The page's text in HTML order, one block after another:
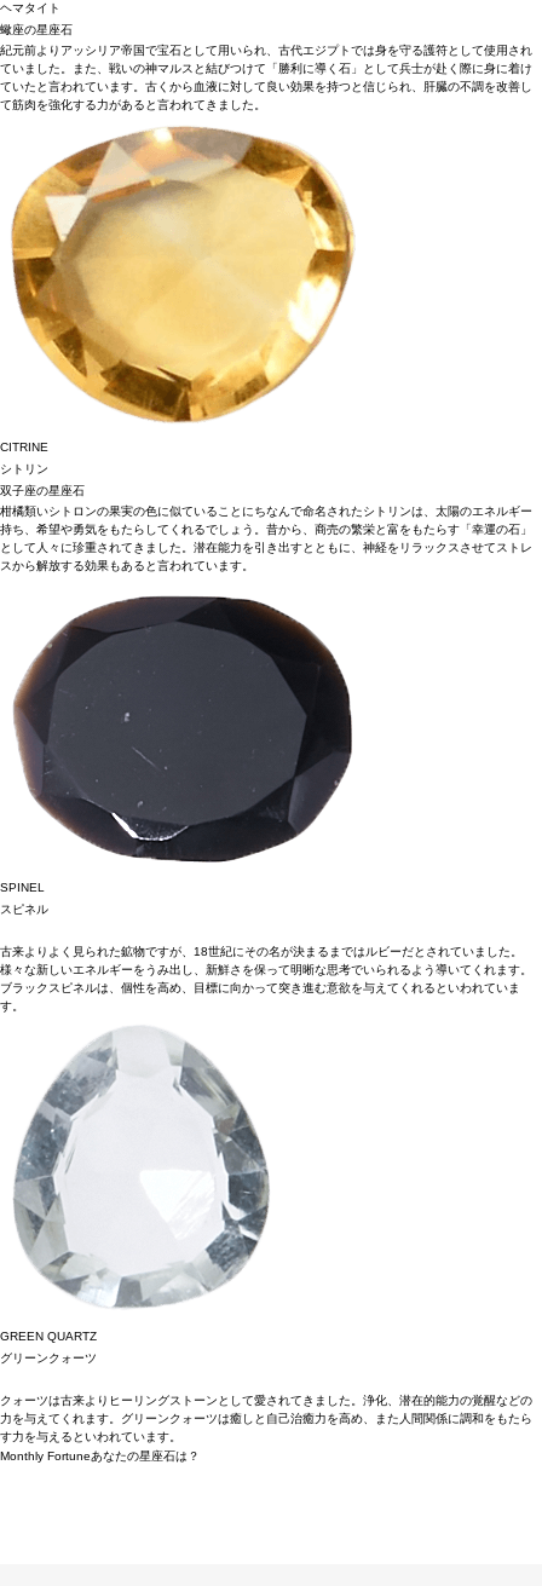
ヘマタイト
蠍座の星座石
紀元前よりアッシリア帝国で宝石として用いられ、古代エジプトでは身を守る護符として使用され
ていました。また、戦いの神マルスと結びつけて「勝利に導く石」として兵士が赴く際に身に着け
ていたと言われています。古くから血液に対して良い効果を持つと信じられ、肝臓の不調を改善し
て筋肉を強化する力があると言われてきました。
CITRINE
シトリン
双子座の星座石
柑橘類いシトロンの果実の色に似ていることにちなんで命名されたシトリンは、太陽のエネルギー
持ち、希望や勇気をもたらしてくれるでしょう。昔から、商売の繁栄と富をもたらす「幸運の石」
として人々に珍重されてきました。潜在能力を引き出すとともに、神経をリラックスさせてストレ
スから解放する効果もあると言われています。
SPINEL
スピネル
古来よりよく見られた鉱物ですが、18世紀にその名が決まるまではルビーだとされていました。
様々な新しいエネルギーをうみ出し、新鮮さを保って明晰な思考でいられるよう導いてくれます。
ブラックスピネルは、個性を高め、目標に向かって突き進む意欲を与えてくれるといわれていま
す。
GREEN QUARTZ
グリーンクォーツ
クォーツは古来よりヒーリングストーンとして愛されてきました。浄化、潜在的能力の覚醒などの
力を与えてくれます。グリーンクォーツは癒しと自己治癒力を高め、また人間関係に調和をもたら
す力を与えるといわれています。
Monthly Fortuneあなたの星座石は？